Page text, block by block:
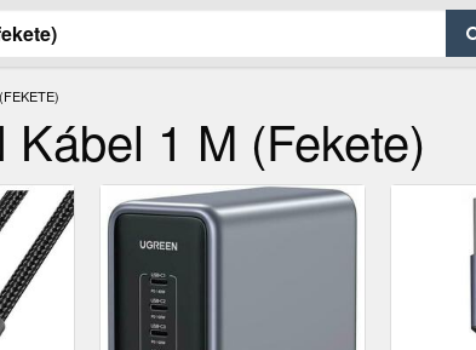
Kábel 1 M (fekete)